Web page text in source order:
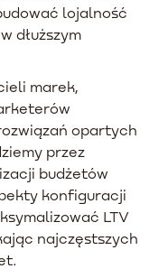
lojalność
dłuższym
marek,
opartych
przez
budżetów
konfiguracji
LTV
najczęstszych